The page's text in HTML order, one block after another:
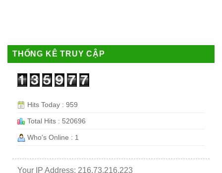
THỐNG KÊ TRUY CẬP
Hits Today : 959
Total Hits : 520696
Who's Online : 1
Your IP Address: 216.73.216.223